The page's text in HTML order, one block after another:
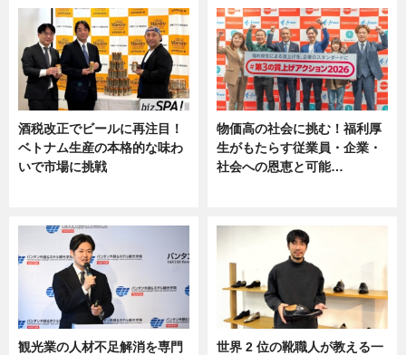
酒税改正でビールに再注目！
ベトナム生産の本格的な味わ
いで市場に挑戦
物価高の社会に挑む！福利厚
生がもたらす従業員・企業・
社会への恩恵と可能…
観光業の人材不足解消を専門
世界 2 位の靴職人が教える一